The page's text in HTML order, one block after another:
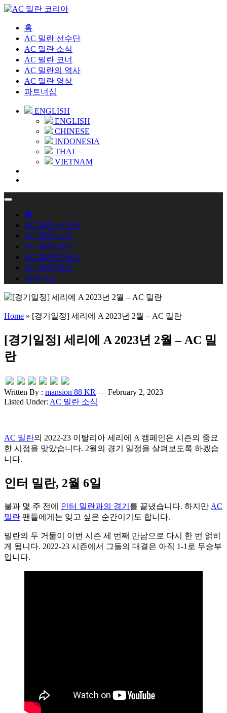
홈
AC 밀란 선수단
AC 밀란 소식
AC 밀란 코너
AC 밀란의 역사
AC 밀란 영상
파트너십
ENGLISH
ENGLISH
CHINESE
INDONESIA
THAI
VIETNAM
홈
AC 밀란 선수단
AC 밀란 소식
AC 밀란 코너
AC 밀란의 역사
AC 밀란 영상
파트너십
Home » [경기일정] 세리에 A 2023년 2월 – AC 밀란
[경기일정] 세리에 A 2023년 2월 – AC 밀
란
Written By : mansion 88 KR — February 2, 2023
Listed Under: AC 밀란 소식
AC 밀란의 2022-23 이탈리아 세리에 A 캠페인은 시즌의 중요
한 시점을 맞았습니다. 2월의 경기 일정을 살펴보도록 하겠습
니다.
인터 밀란, 2월 6일
불과 몇 주 전에 인터 밀란과의 경기 를 끝냈습니다. 하지만 AC
밀란 팬들에게는 잊고 싶은 순간이기도 합니다.
밀란의 두 거물이 이번 시즌 세 번째 만남으로 다시 한 번 얽히
게 됩니다. 2022-23 시즌에서 그들의 대결은 아직 1-1로 무승부
입니다.